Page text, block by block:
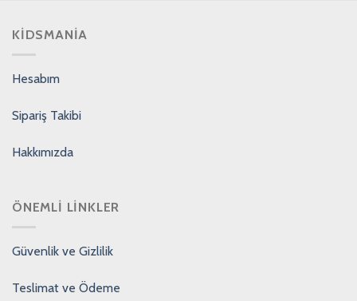
KIDSMANIA
Hesabım
Sipariş Takibi
Hakkımızda
ÖNEMLI LINKLER
Güvenlik ve Gizlilik
Teslimat ve Ödeme